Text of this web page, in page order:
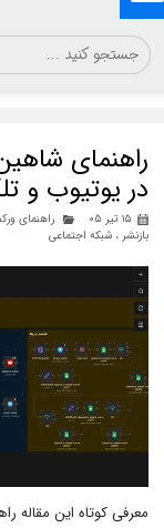
راهنمای
در یوتیوب و
۱۵ تیر ۰۵ راهنمای
بازنشر ، شبکه اجتماعی